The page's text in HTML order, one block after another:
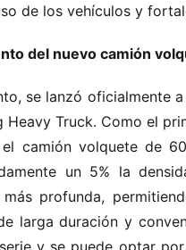
de los vehículos y
del nuevo camión
se lanzó oficialmente
Heavy Truck. Como el
el camión volquete de
un 5% la
más profunda,
larga duración y
y se puede optar